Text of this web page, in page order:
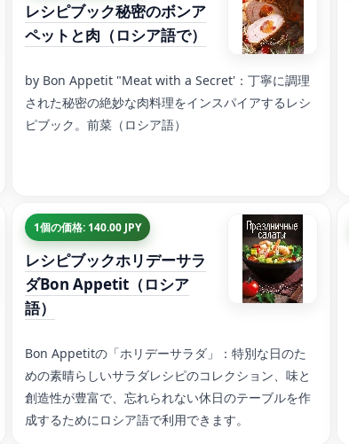
レシピブック秘密のボンア
ペットと肉（ロシア語で）
by Bon Appetit "Meat with a Secret'：丁寧に調理
された秘密の絶妙な肉料理をインスパイアするレシ
ピブック。前菜（ロシア語）
1個の価格: 140.00 JPY
レシピブックホリデーサラ
ダBon Appetit（ロシア
語）
Bon Appetitの「ホリデーサラダ」：特別な日のた
めの素晴らしいサラダレシピのコレクション、味と
創造性が豊富で、忘れられない休日のテーブルを作
成するためにロシア語で利用できます。